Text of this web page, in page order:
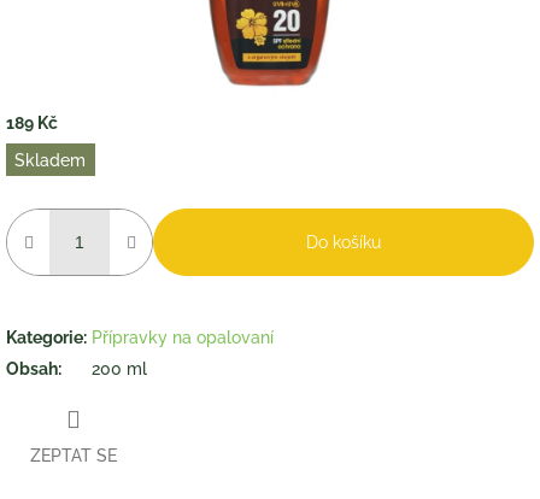
189 Kč
Měrná
cena:
Skladem
Do košíku
Kategorie: Přípravky na opalovaní
Obsah: 200 ml
ZEPTAT SE